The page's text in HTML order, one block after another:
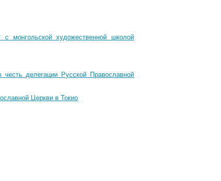
с монгольской художественной школой
делегации Русской Православной
Церкви в Токио